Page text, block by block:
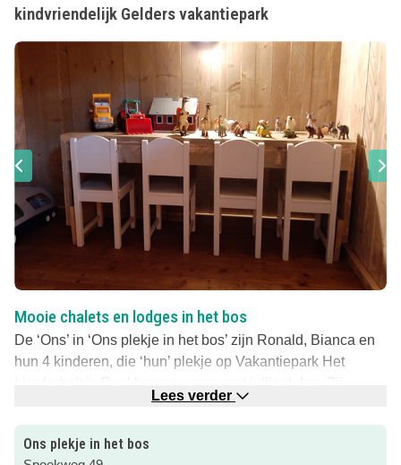
kindvriendelijk Gelders vakantiepark
Mooie chalets en lodges in het bos
De ‘Ons’ in ‘Ons plekje in het bos’ zijn Ronald, Bianca en
hun 4 kinderen, die ‘hun’ plekje op Vakantiepark Het
verhuren er fijne 6-persoons chalets en 7-persoons
Glamping Safarilodges. Het persoonlijk contact met deze
verhuurders wordt door families als heel prettig ervaren.
Lees verder
Ons plekje in het bos